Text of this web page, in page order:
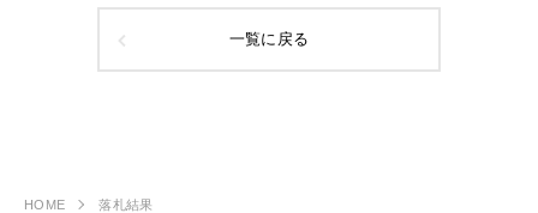
一覧に戻る
HOME 落札結果